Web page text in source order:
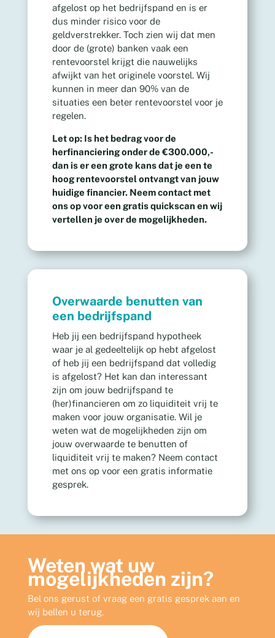
afgelost op het bedrijfspand en is er
dus minder risico voor de
geldverstrekker. Toch zien wij dat men
door de (grote) banken vaak een
rentevoorstel krijgt die nauwelijks
afwijkt van het originele voorstel. Wij
kunnen in meer dan 90% van de
situaties een beter rentevoorstel voor je
regelen.
Let op: Is het bedrag voor de
herfinanciering onder de €300.000,-
dan is er een grote kans dat je een te
hoog rentevoorstel ontvangt van jouw
huidige financier. Neem contact met
ons op voor een gratis quickscan en wij
vertellen je over de mogelijkheden.
Overwaarde benutten van
een bedrijfspand
Heb jij een bedrijfspand hypotheek
waar je al gedeeltelijk op hebt afgelost
of heb jij een bedrijfspand dat volledig
is afgelost? Het kan dan interessant
zijn om jouw bedrijfspand te
(her)financieren om zo liquiditeit vrij te
maken voor jouw organisatie. Wil je
weten wat de mogelijkheden zijn om
jouw overwaarde te benutten of
liquiditeit vrij te maken? Neem contact
met ons op voor een gratis informatie
gesprek.
Weten wat uw
mogelijkheden zijn?
Bel ons gerust of vraag een gratis gesprek aan en
wij bellen u terug.